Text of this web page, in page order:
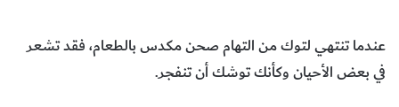
عندما تنتهي لتوك من التهام صحن مكدس بالطعام، فقد تشعر
في بعض الأحيان وكأنك توشك أن تنفجر.